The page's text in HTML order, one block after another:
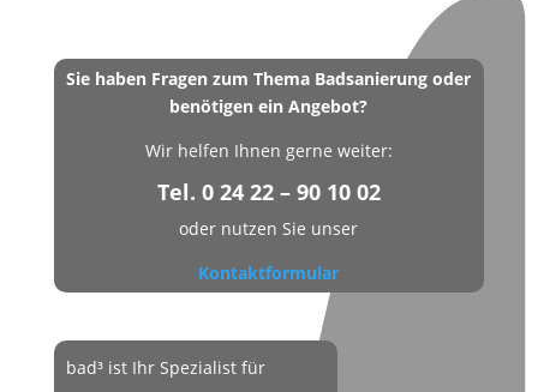
Sie haben Fragen zum Thema Badsanierung oder
benötigen ein Angebot?
Wir helfen Ihnen gerne weiter:
Tel. 0 24 22 – 90 10 02
oder nutzen Sie unser
Kontaktformular
bad³ ist Ihr Spezialist für